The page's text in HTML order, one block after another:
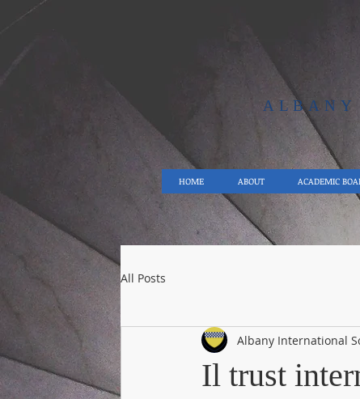
ALBANY
HOME ABOUT ACADEMIC
All Posts
Il trust
Albany International